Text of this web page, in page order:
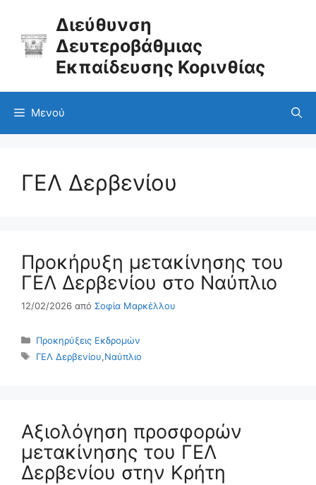
Διεύθυνση
Δευτεροβάθμιας
Εκπαίδευσης Κορινθίας
Μενού
ΓΕΛ Δερβενίου
Προκήρυξη μετακίνησης του
ΓΕΛ Δερβενίου στο Ναύπλιο
12/02/2026 από Σοφία Μαρκέλλου
Κατηγορίες
Προκηρύξεις Εκδρομών
Ετικέτες
ΓΕΛ Δερβενίου,Ναύπλιο
Αξιολόγηση προσφορών
μετακίνησης του ΓΕΛ
Δερβενίου στην Κρήτη